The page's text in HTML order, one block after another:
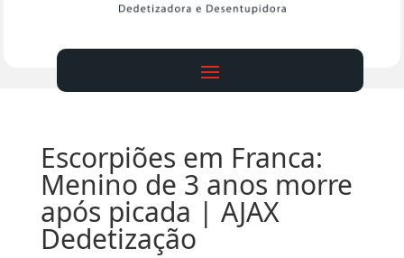
Escorpiões em Franca:
Menino de 3 anos morre
após picada | AJAX
Dedetização